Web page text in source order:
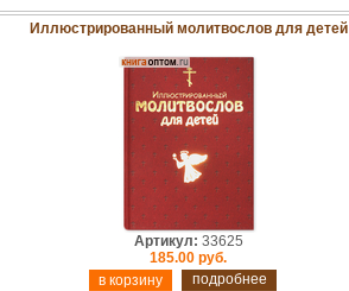
Иллюстрированный молитвослов для детей
Артикул: 33625
185.00 руб.
подробнее